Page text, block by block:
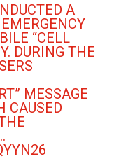
A
“CELL
DURING THE
MESSAGE
CAUSED